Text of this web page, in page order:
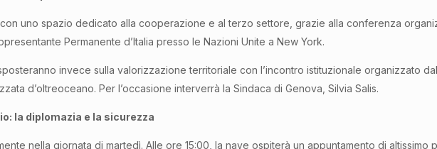
uno spazio dedicato alla cooperazione e al terzo settore, grazie alla conferenza
Permanente d’Italia presso le Nazioni Unite a New York.
invece sulla valorizzazione territoriale con l’incontro istituzionale organizzato
d’oltreoceano. Per l’occasione interverrà la Sindaca di Genova, Silvia Salis.
la diplomazia e la sicurezza
nella giornata di martedì. Alle ore 15:00, la nave ospiterà un appuntamento di